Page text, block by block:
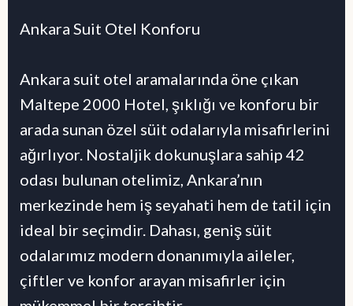
Ankara Suit Otel Konforu
Ankara suit otel aramalarında öne çıkan
Maltepe 2000 Hotel, şıklığı ve konforu bir
arada sunan özel süit odalarıyla misafirlerini
ağırlıyor. Nostaljik dokunuşlara sahip 42
odası bulunan otelimiz, Ankara’nın
merkezinde hem iş seyahati hem de tatil için
ideal bir seçimdir. Dahası, geniş süit
odalarımız modern donanımıyla aileler,
çiftler ve konfor arayan misafirler için